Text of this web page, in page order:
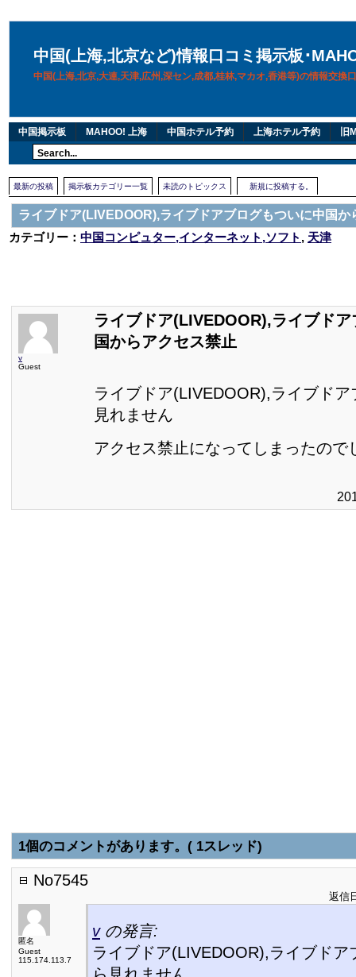
中国(上海,北京など)情報口コミ掲示板･
中国(上海,北京,大連,天津,広州,深セン,成都,桂林,マカオ,香港等)の情報交換
中国掲示板 MAHOO! 上海 中国ホテル予約 上海ホテル予約 旧
最新の投稿 掲示板カテゴリー一覧 未読のトピックス 新規に投稿する。
ライブドア(LIVEDOOR),ライブドアブログもついに中国か
カテゴリー： 中国コンピュター,インターネット,ソフト , 天津
v
Guest
ライブドア(LIVEDOOR),ライブド
国からアクセス禁止
ライブドア(LIVEDOOR),ライブド
見れません
アクセス禁止になってしまったので
1個のコメントがあります。( 1スレッド)
No7545
返信
匿名
Guest
115.174.113.7
vの発言:
ライブドア(LIVEDOOR),ライブドア